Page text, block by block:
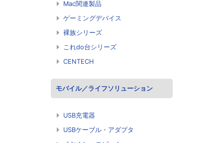
Mac関連製品
ゲーミングデバイス
裸族シリーズ
これdo台シリーズ
CENTECH
モバイル／ライフソリューション
USB充電器
USBケーブル・アダプタ